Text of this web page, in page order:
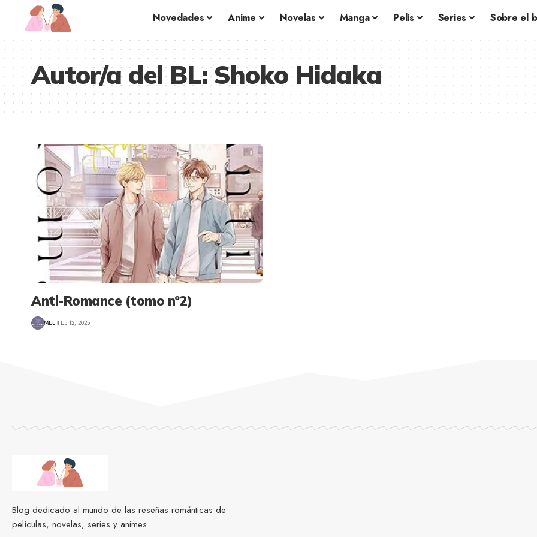
Novedades Anime Novelas Manga Pelis Series Sobre el
Autor/a del BL:Shoko Hidaka
Anti-Romance (tomo nº2)
MEL FEB 12, 2025
Blog dedicado al mundo de las reseñas románticas de
películas, novelas, series y animes